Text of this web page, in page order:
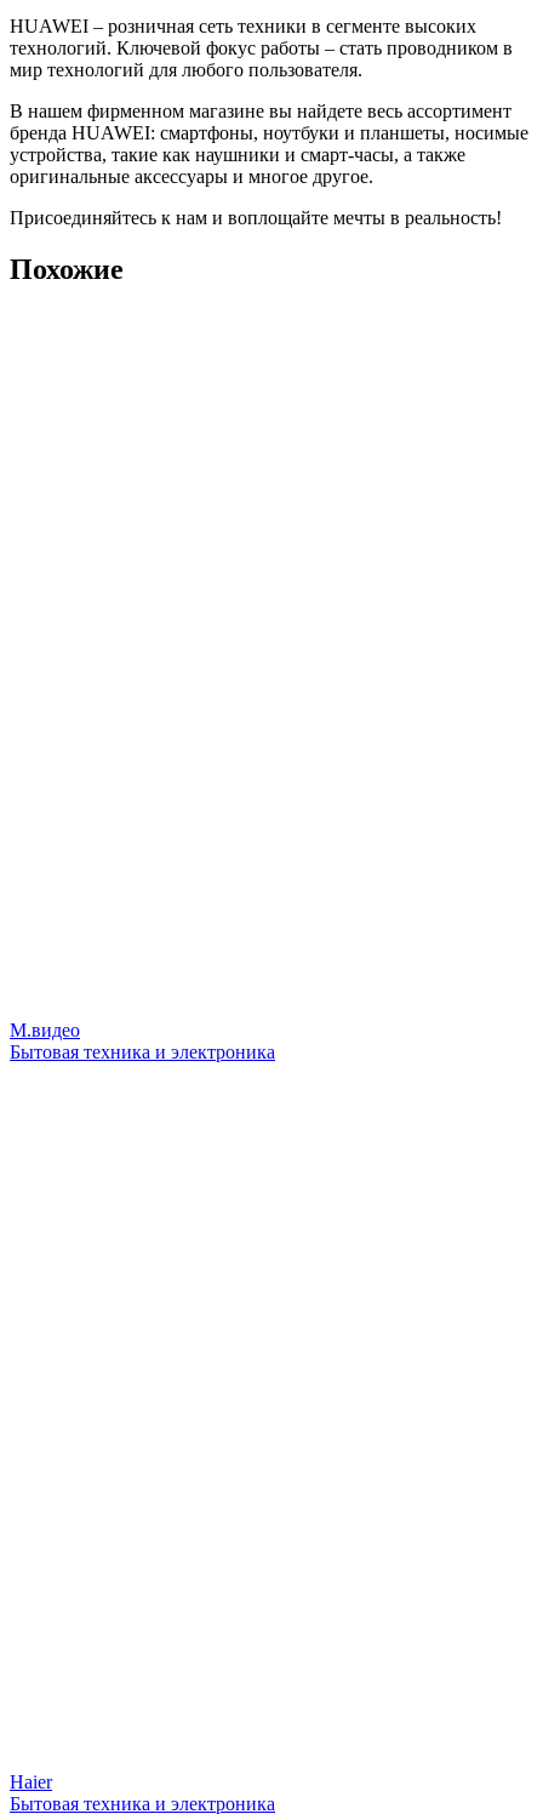
HUAWEI – розничная сеть техники в сегменте высоких
технологий. Ключевой фокус работы – стать проводником в
мир технологий для любого пользователя.
В нашем фирменном магазине вы найдете весь ассортимент
бренда HUAWEI: смартфоны, ноутбуки и планшеты, носимые
устройства, такие как наушники и смарт-часы, а также
оригинальные аксессуары и многое другое.
Присоединяйтесь к нам и воплощайте мечты в реальность!
Похожие
М.видео
Бытовая техника и электроника
Haier
Бытовая техника и электроника